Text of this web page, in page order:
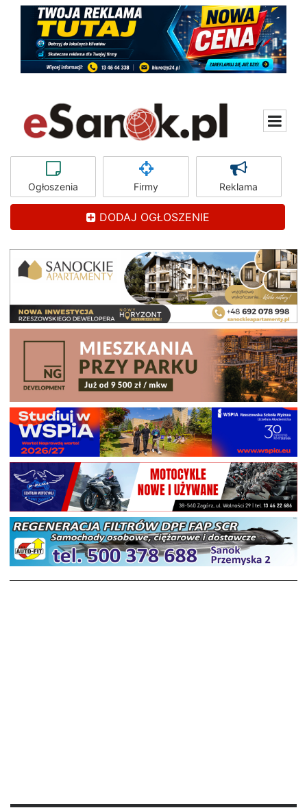
Ogłoszenia Firmy Reklama
DODAJ OGŁOSZENIE